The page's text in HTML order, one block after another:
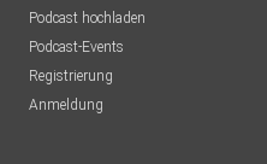
Podcast hochladen
Podcast-Events
Registrierung
Anmeldung